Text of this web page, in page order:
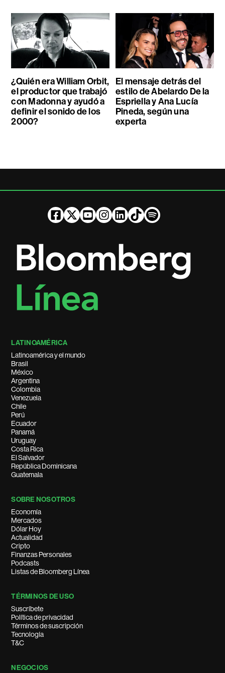
¿Quién era William Orbit,
el productor que trabajó
con Madonna y ayudó a
definir el sonido de los
2000?
El mensaje detrás del
estilo de Abelardo De la
Espriella y Ana Lucía
Pineda, según una
experta
LATINOAMÉRICA
Latinoamérica y el mundo
Brasil
México
Argentina
Colombia
Venezuela
Chile
Perú
Ecuador
Panamá
Uruguay
Costa Rica
El Salvador
República Dominicana
Guatemala
SOBRE NOSOTROS
Economía
Mercados
Dólar Hoy
Actualidad
Cripto
Finanzas Personales
Podcasts
Listas de Bloomberg Línea
TÉRMINOS DE USO
Suscríbete
Política de privacidad
Términos de suscripción
Tecnología
T&C
NEGOCIOS